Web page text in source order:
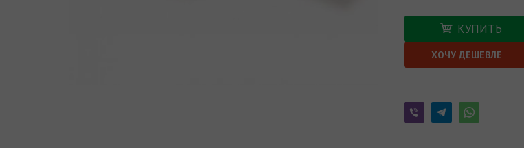
КУПИТЬ
ХОЧУ ДЕШЕВЛЕ